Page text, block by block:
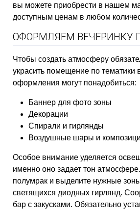
вы можете приобрести в нашем
доступным ценам в любом
ОФОРМЛЯЕМ ВЕЧЕРИНКУ
Чтобы создать атмосферу
украсить помещение по тематики
оформления могут понадобиться:
Баннер для фото зоны
Декорации
Спирали и гирлянды
Воздушные шары и
Особое внимание уделяется
именно оно задает тон
полумрак и выделите нужные
светящихся диодных гирлянд.
бар с закусками. Обязательно